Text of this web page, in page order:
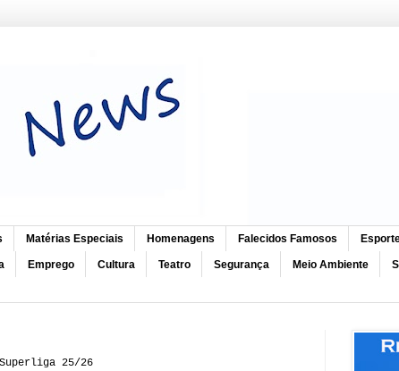
Matérias Especiais Homenagens Falecidos Famosos
Emprego Cultura Teatro Segurança Meio Ambiente
25/26